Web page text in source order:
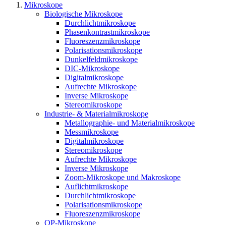
Mikroskope
Biologische Mikroskope
Durchlichtmikroskope
Phasenkontrastmikroskope
Fluoreszenzmikroskope
Polarisationsmikroskope
Dunkelfeldmikroskope
DIC-Mikroskope
Digitalmikroskope
Aufrechte Mikroskope
Inverse Mikroskope
Stereomikroskope
Industrie- & Materialmikroskope
Metallographie- und Materialmikroskope
Messmikroskope
Digitalmikroskope
Stereomikroskope
Aufrechte Mikroskope
Inverse Mikroskope
Zoom-Mikroskope und Makroskope
Auflichtmikroskope
Durchlichtmikroskope
Polarisationsmikroskope
Fluoreszenzmikroskope
OP-Mikroskope